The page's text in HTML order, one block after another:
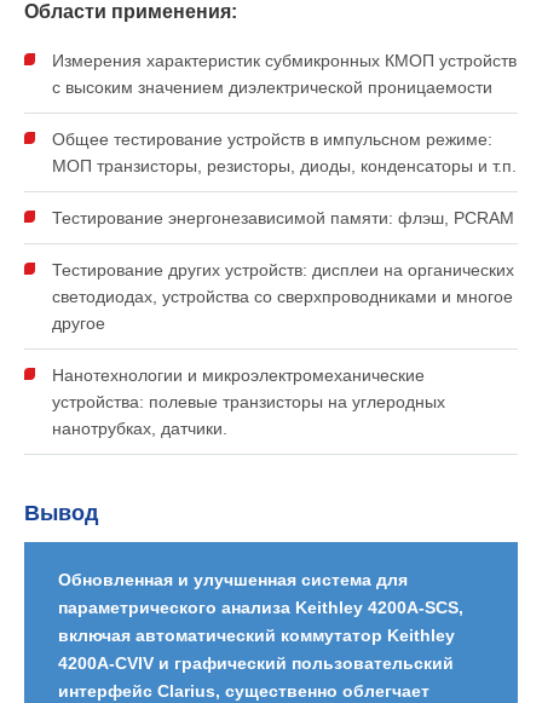
Области применения:
Измерения характеристик субмикронных КМОП устройств
с высоким значением диэлектрической проницаемости
Общее тестирование устройств в импульсном режиме:
МОП транзисторы, резисторы, диоды, конденсаторы и т.п.
Тестирование энергонезависимой памяти: флэш, PCRAM
Тестирование других устройств: дисплеи на органических
светодиодах, устройства со сверхпроводниками и многое
другое
Нанотехнологии и микроэлектромеханические
устройства: полевые транзисторы на углеродных
нанотрубках, датчики.
Вывод
Обновленная и улучшенная система для
параметрического анализа Keithley 4200A-SCS,
включая автоматический коммутатор Keithley
4200A-CVIV и графический пользовательский
интерфейс Clarius, существенно облегчает